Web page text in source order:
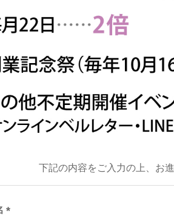
下記の内容をご入力の上、お進